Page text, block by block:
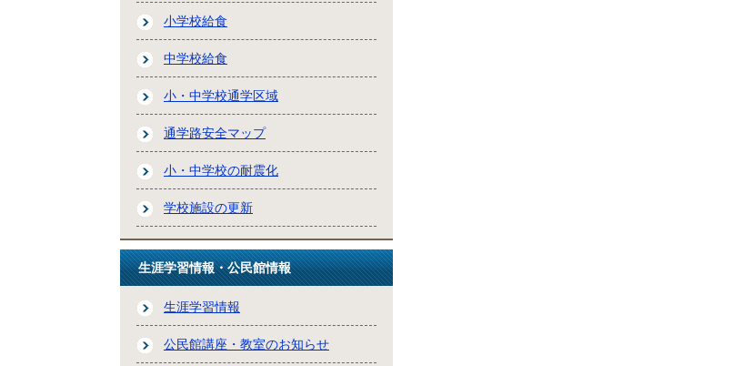
小学校給食
中学校給食
小・中学校通学区域
通学路安全マップ
小・中学校の耐震化
学校施設の更新
生涯学習情報・公民館情報
生涯学習情報
公民館講座・教室のお知らせ